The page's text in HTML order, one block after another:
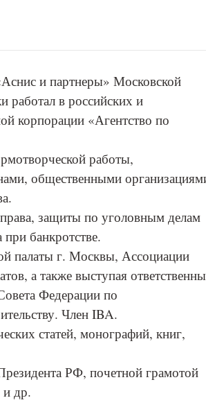
и партнеры» Московской
работал в российских и
корпорации «Агентство по
работы,
общественными
защиты по уголовным делам
банкротстве.
палаты г. Москвы, Ассоциации
а также выступая
Федерации по
Член IBA.
статей, монографий, книг,
РФ, почетной грамотой
др.